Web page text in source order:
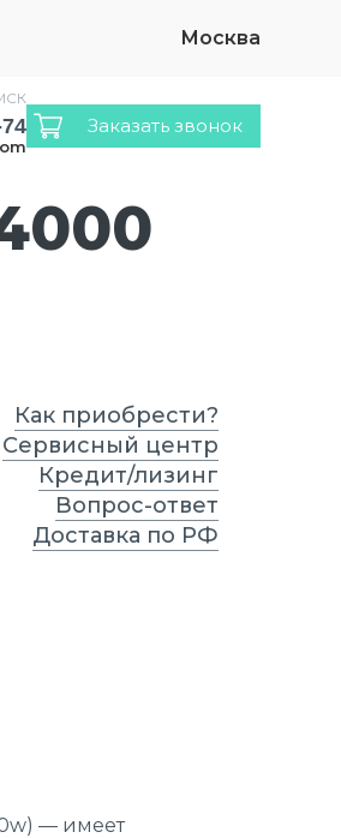
Москва
Заказать звонок
— имеет
Как приобрести?
Сервисный центр
Кредит/лизинг
Вопрос-ответ
Доставка по РФ